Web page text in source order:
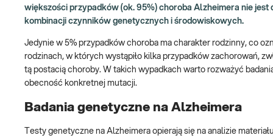
większości przypadków (ok. 95%) choroba Alzheimera nie
kombinacji czynników genetycznych i środowiskowych.
Jedynie w 5% przypadków choroba ma charakter rodzinny, co
rodzinach, w których wystąpiło kilka przypadków zachorowań,
tą postacią choroby. W takich wypadkach warto rozważyć
obecność konkretnej mutacji.
Badania genetyczne na Alzheimera
Testy genetyczne na Alzheimera opierają się na analizie